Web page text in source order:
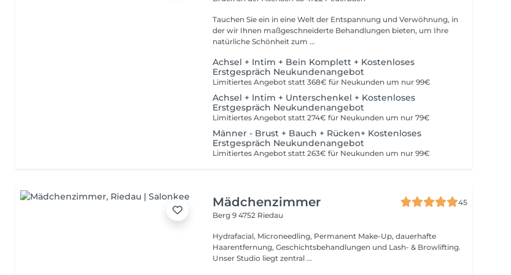
Tauchen Sie ein in eine Welt der Entspannung und Verwöhnung, in
der wir Ihnen maßgeschneiderte Behandlungen bieten, um Ihre
natürliche Schönheit zum ...
Achsel + Intim + Bein Komplett + Kostenloses
Erstgespräch Neukundenangebot
Limitiertes Angebot statt 368€ für Neukunden um nur 99€
Achsel + Intim + Unterschenkel + Kostenloses
Erstgespräch Neukundenangebot
Limitiertes Angebot statt 274€ für Neukunden um nur 79€
Männer - Brust + Bauch + Rücken+ Kostenloses
Erstgespräch Neukundenangebot
Limitiertes Angebot statt 263€ für Neukunden um nur 99€
Mädchenzimmer
45
Berg 94752 Riedau
Hydrafacial, Microneedling, Permanent Make-Up, dauerhafte
Haarentfernung, Geschichtsbehandlungen und Lash- & Browlifting.
Unser Studio liegt zentral ...